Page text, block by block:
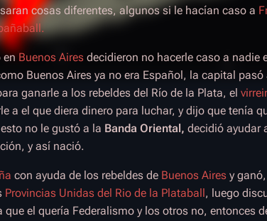
cosas diferentes, algunos si le hacían caso a
enBuenos Aires decidieron no hacerle caso a nadie
Buenos Aires ya no era Español, la capital pasó
ganarle a los rebeldes del Río de la Plata, el
a el que diera dinero para luchar, y dijo que tenía
no le gustó a la Banda Oriental, decidió ayudar
y así nació.
con ayuda de los rebeldes de Buenos Aires y
Provincias Unidas del Rio de la Plataball, luego
que el quería Federalismo y los otros no, entonces